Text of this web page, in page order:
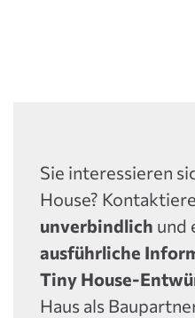
Sie interessieren
House?
unverbindlich und
ausführliche
Tiny House-
Haus als